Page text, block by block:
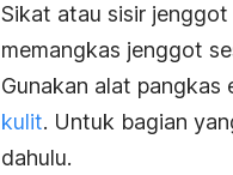
Sikat atau sisir
memangkas jenggot
Gunakan alat pangkas
kulit. Untuk bagian
dahulu.